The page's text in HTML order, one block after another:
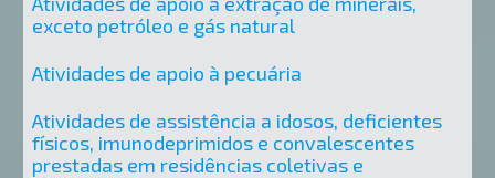
exceto petróleo e gás natural
Atividades de apoio à pecuária
Atividades de assistência a idosos, deficientes
físicos, imunodeprimidos e convalescentes
prestadas em residências coletivas e